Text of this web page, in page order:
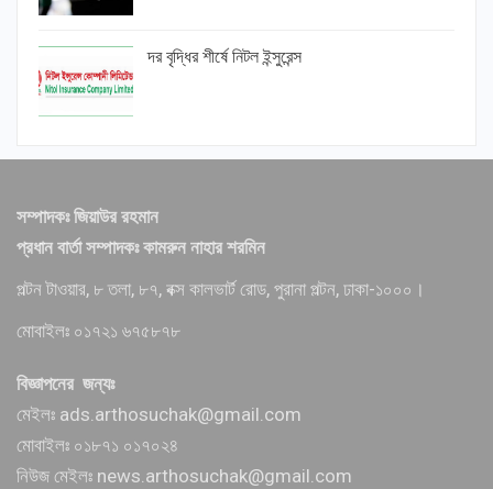
দর বৃদ্ধির শীর্ষে নিটল ইন্সুরেন্স
সম্পাদকঃ জিয়াউর রহমান
প্রধান বার্তা সম্পাদকঃ কামরুন নাহার শরমিন
পল্টন টাওয়ার, ৮ তলা, ৮৭, বক্স কালভার্ট রোড, পুরানা পল্টন, ঢাকা-১০০০।
মোবাইলঃ ০১৭২১ ৬৭৫৮৭৮
বিজ্ঞাপনের জন্যঃ
মেইলঃ ads.arthosuchak@gmail.com
মোবাইলঃ ০১৮৭১ ০১৭০২৪
নিউজ মেইলঃ news.arthosuchak@gmail.com